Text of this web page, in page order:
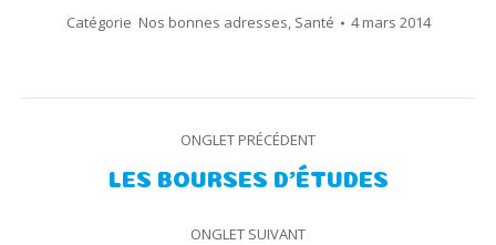
Catégorie Nos bonnes adresses, Santé 4 mars 2014
ONGLET PRÉCÉDENT
Onglet
LES BOURSES D’ÉTUDES
ONGLET SUIVANT